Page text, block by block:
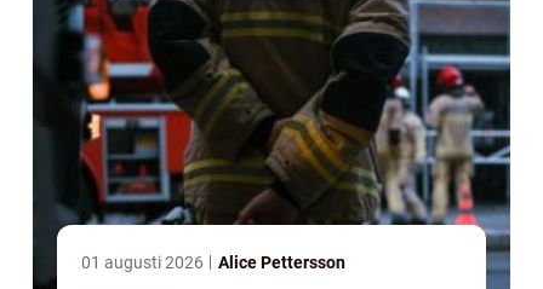
01 augusti 2026 Alice Pettersson